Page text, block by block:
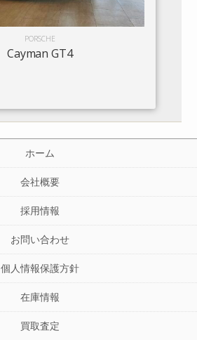
PORSCHE
Cayman GT4
ホーム
会社概要
採用情報
お問い合わせ
個人情報保護方針
在庫情報
買取査定